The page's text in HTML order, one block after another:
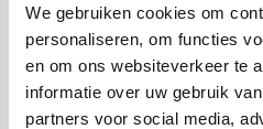
We gebruiken cookies om
personaliseren, om functies
en om ons websiteverkeer te
informatie over uw gebruik
partners voor social media,